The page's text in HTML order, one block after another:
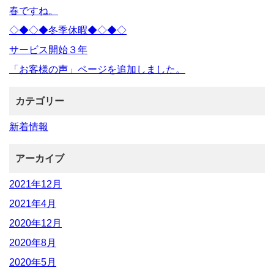
春ですね。
◇◆◇◆冬季休暇◆◇◆◇
サービス開始３年
「お客様の声」ページを追加しました。
カテゴリー
新着情報
アーカイブ
2021年12月
2021年4月
2020年12月
2020年8月
2020年5月